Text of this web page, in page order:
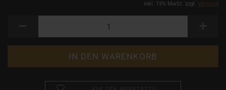
inkl. 19% MwSt. zzgl. Versand